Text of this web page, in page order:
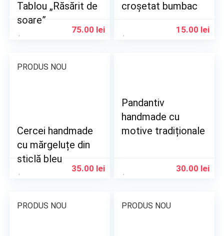
Tablou „Răsărit de
soare”
75.00 lei
croșetat bumbac
15.00 lei
PRODUS NOU
Cercei handmade
cu mărgeluțe din
sticlă bleu
35.00 lei
Pandantiv
handmade cu
motive tradiționale
30.00 lei
PRODUS NOU PRODUS NOU